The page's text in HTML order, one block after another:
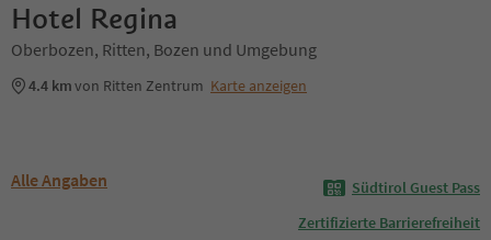
Hotel Regina
Oberbozen, Ritten, Bozen und Umgebung
4.4 kmvon Ritten Zentrum Karte anzeigen
Alle Angaben
Südtirol Guest Pass
Zertifizierte Barrierefreiheit